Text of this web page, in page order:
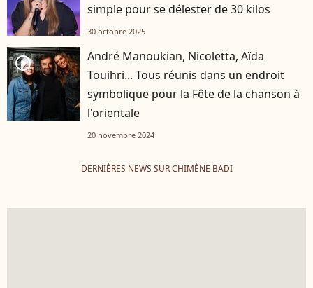
simple pour se délester de 30 kilos
30 octobre 2025
player2
André Manoukian, Nicoletta, Aïda
Touihri... Tous réunis dans un endroit
symbolique pour la Fête de la chanson à
l'orientale
20 novembre 2024
DERNIÈRES NEWS SUR CHIMÈNE BADI